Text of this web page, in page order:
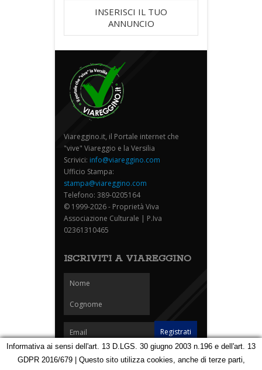
INSERISCI IL TUO
ANNUNCIO
Viareggino.it, il Portale internet che
"vive" Viareggio e la Versilia
Scrivici: info@viareggino.com
Ufficio Stampa:
stampa@viareggino.com
Telefono: 389-0205164
© 1999-2026 - Proprietà Viva
Associazione Culturale | P.Iva
02361310465
ISCRIVITI A VIAREGGINO
Informativa ai sensi dell'art. 13 D.LGS. 30 giugno 2003 n.196 e dell'art. 13
GDPR 2016/679 | Questo sito utilizza cookies, anche di terze parti,